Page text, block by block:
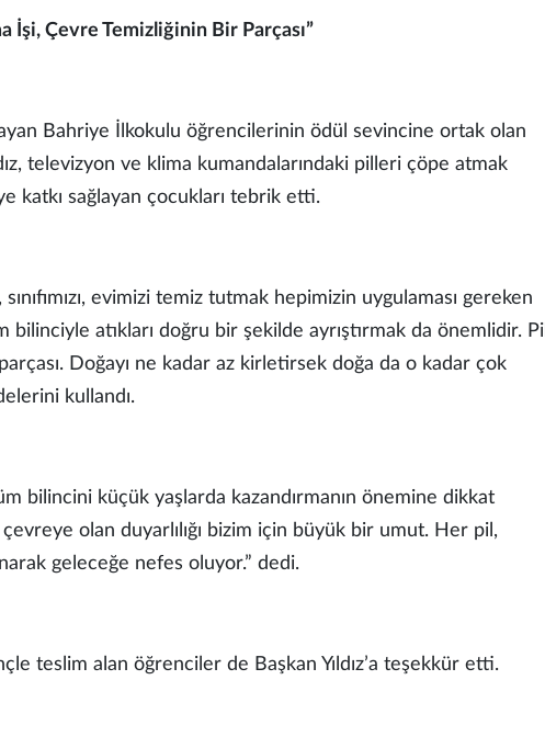
İşi, Çevre Temizliğinin Bir Parçası”
Bahriye İlkokulu öğrencilerinin ödül sevincine ortak olan
televizyon ve klima kumandalarındaki pilleri çöpe atmak
katkı sağlayan çocukları tebrik etti.
sınıfımızı, evimizi temiz tutmak hepimizin uygulaması gereken
bilinciyle atıkları doğru bir şekilde ayrıştırmak da önemlidir. Pil
Doğayı ne kadar az kirletirsek doğa da o kadar çok
kullandı.
bilincini küçük yaşlarda kazandırmanın önemine dikkat
çevreye olan duyarlılığı bizim için büyük bir umut. Her pil,
geleceğe nefes oluyor.” dedi.
teslim alan öğrenciler de Başkan Yıldız’a teşekkür etti.